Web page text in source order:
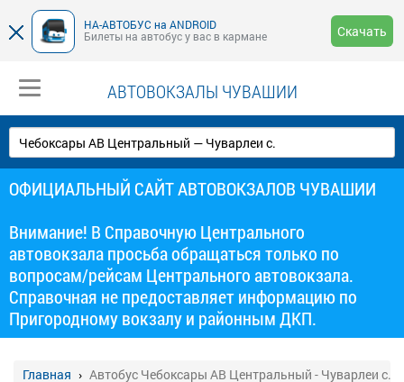
НА-АВТОБУС на ANDROID
Билеты на автобус у вас в кармане
Скачать
АВТОВОКЗАЛЫ ЧУВАШИИ
ОФИЦИАЛЬНЫЙ САЙТ АВТОВОКЗАЛОВ ЧУВАШИИ
Внимание! В Справочную Центрального
автовокзала просьба обращаться только по
вопросам/рейсам Центрального автовокзала.
Справочная не предоставляет информацию по
Пригородному вокзалу и районным ДКП.
Главная Автобус Чебоксары АВ Центральный - Чуварлеи с.